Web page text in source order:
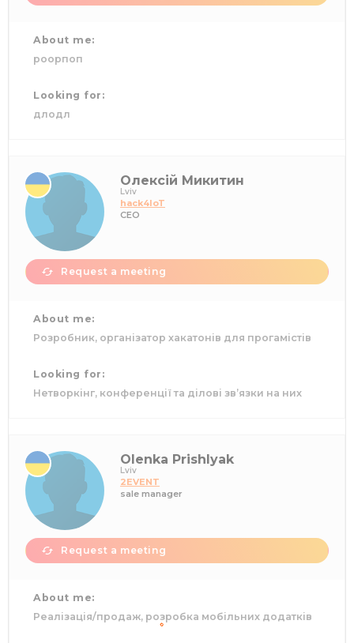
About me:
роорпоп
Looking for:
длодл
Олексій Микитин
Lviv
hack4IoT
CEO
Request a meeting
About me:
Розробник, організатор хакатонів для прогамістів
Looking for:
Нетворкінг, конференції та ділові зв’язки на них
Olenka Prishlyak
Lviv
2EVENT
sale manager
Request a meeting
About me:
Реалізація/продаж, розробка мобільних додатків